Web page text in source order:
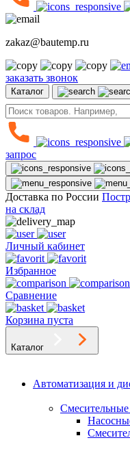
zakaz@bautemp.ru
заказать звонок
Каталог
запрос
Доставка по России
на склад
Личный кабинет
Избранное
Сравнение
Корзина пуста
Каталог
Автоматизация и